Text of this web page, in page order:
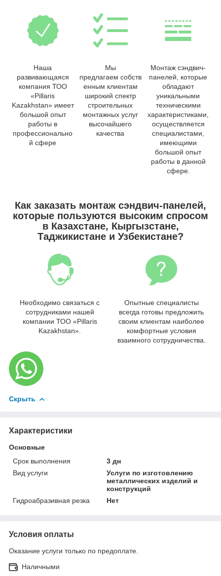
Наша
развивающаяся
компания ТОО
«Pillaris
Kazakhstan» имеет
большой опыт
работы в
профессионально
й сфере
Мы
предлагаем собств
енным клиентам
широкий спектр
строительных
монтажных услуг
высочайшего
качества
Монтаж сэндвич-
панелей, которые
обладают
уникальными
техническими
характеристиками,
осуществляется
специалистами,
имеющими
большой опыт
работы в данной
сфере.
Как заказать монтаж сэндвич-панелей,
которые пользуются высоким спросом
в Казахстане, Кыргызстане,
Таджикистане и Узбекистане?
Необходимо связаться с
сотрудниками нашей
компании ТОО «Pillaris
Kazakhstan».
Опытные специалисты
всегда готовы предложить
своим клиентам наиболее
комфортные условия
взаимного сотрудничества.
Скрыть
Характеристики
Основные
Срок выполнения
3 дн
Вид услуги
Услуги по изготовлению
металлических изделий и
конструкций
Гидроабразивная резка
Нет
Условия оплаты
Оказание услуги только по предоплате.
Наличными